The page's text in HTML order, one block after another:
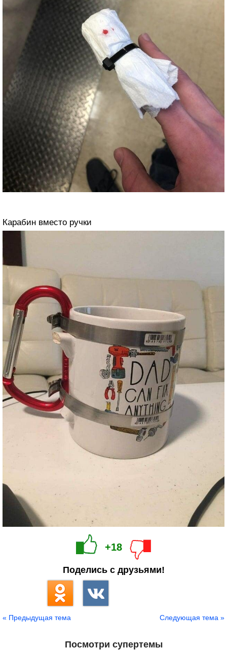
Карабин вместо ручки
+18
Поделись с друзьями!
« Предыдущая тема Следующая тема »
Посмотри супертемы